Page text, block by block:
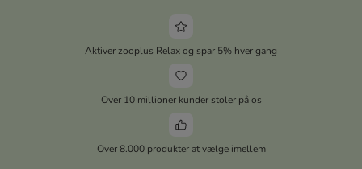
Aktiver zooplus Relax og spar 5% hver gang
Over 10 millioner kunder stoler på os
Over 8.000 produkter at vælge imellem